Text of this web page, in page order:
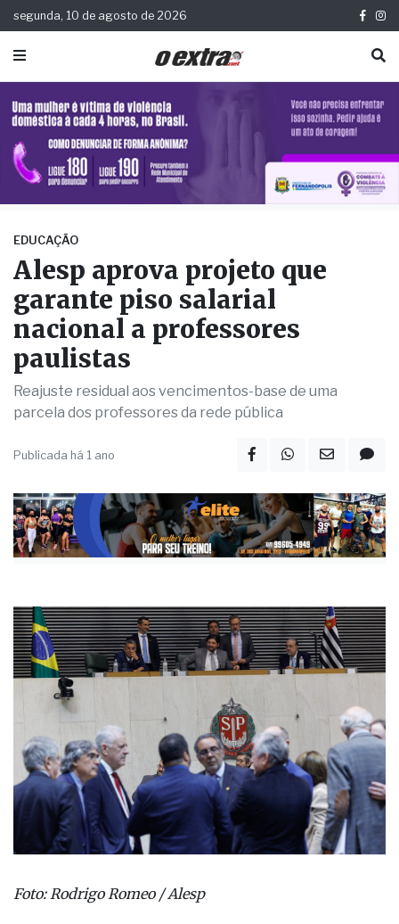
segunda, 10 de agosto de 2026
EDUCAÇÃO
Alesp aprova projeto que
garante piso salarial
nacional a professores
paulistas
Reajuste residual aos vencimentos-base de uma
parcela dos professores da rede pública
Publicada há 1 ano
Foto: Rodrigo Romeo / Alesp